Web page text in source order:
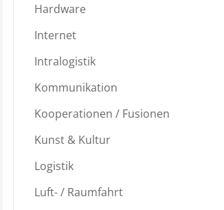
Hardware
Internet
Intralogistik
Kommunikation
Kooperationen / Fusionen
Kunst & Kultur
Logistik
Luft- / Raumfahrt